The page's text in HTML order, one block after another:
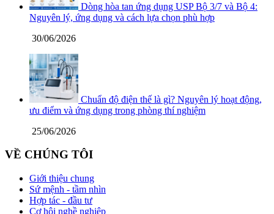
Dòng hòa tan ứng dụng USP Bộ 3/7 và Bộ 4:
Nguyên lý, ứng dụng và cách lựa chọn phù hợp
30/06/2026
Chuẩn độ điện thế là gì? Nguyên lý hoạt động,
ưu điểm và ứng dụng trong phòng thí nghiệm
25/06/2026
VỀ CHÚNG TÔI
Giới thiệu chung
Sứ mệnh - tầm nhìn
Hợp tác - đầu tư
Cơ hội nghề nghiệp